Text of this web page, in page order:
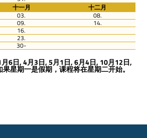
十一月
十二月
03. 08.
09. 14.
16.
23.
30-
6日, 4月3日, 5月1日, 6月4日, 10月12日,
星期一是假期，课程将在星期二开始。